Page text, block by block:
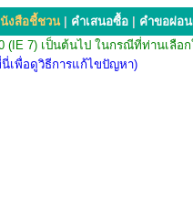
งสือชี้ชวน คำเสนอซื้อ คำขอผ่อ
(IE 7) เป็นต้นไป ในกรณีที่ท่าน
เพื่อดูวิธีการแก้ไขปัญหา)